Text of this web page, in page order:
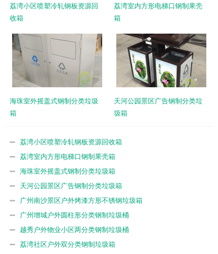
荔湾小区喷塑冷轧钢板资源回
收箱
荔湾室内方形电梯口钢制果壳
箱
海珠室外摇盖式钢制分类垃圾
箱
天河公园景区广告钢制分类垃
圾箱
荔湾小区喷塑冷轧钢板资源回收箱
荔湾室内方形电梯口钢制果壳箱
海珠室外摇盖式钢制分类垃圾箱
天河公园景区广告钢制分类垃圾箱
广州南沙景区户外烤漆方形不锈钢垃圾箱
广州增城户外圆柱形分类钢制垃圾桶
越秀户外物业小区两分类钢制垃圾桶
荔湾社区户外双分类钢制垃圾箱